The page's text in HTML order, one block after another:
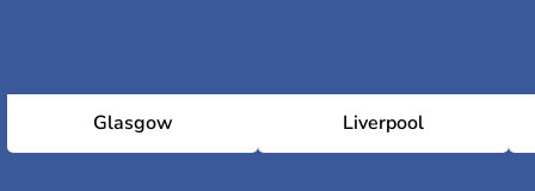
Glasgow Liverpool